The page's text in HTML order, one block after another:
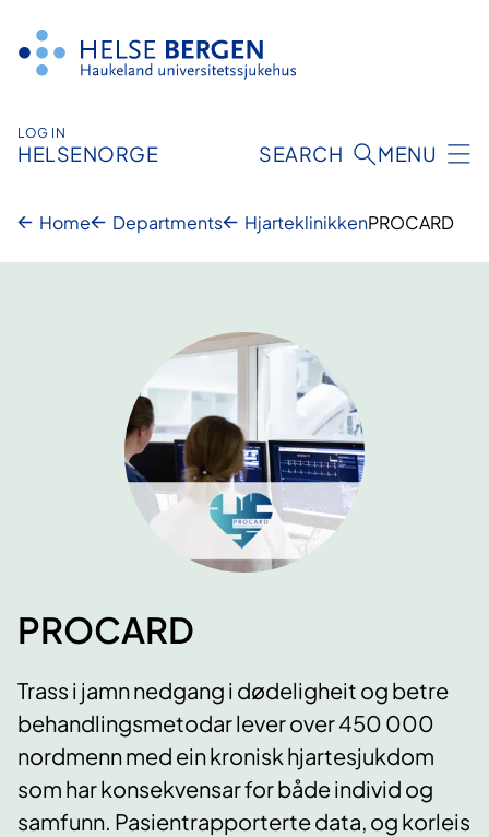
innhald
LOG IN
HELSENORGE SEARCH MENU
Home Departments HjarteklinikkenPROCARD
PROCARD
Trass i jamn nedgang i dødeligheit og betre
behandlingsmetodar lever over 450 000
nordmenn med ein kronisk hjartesjukdom
som har konsekvensar for både individ og
samfunn. Pasientrapporterte data, og korleis